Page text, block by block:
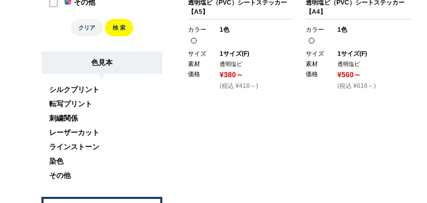
その他
クリア 検 索
色見本
シルクプリント
転写プリント
刺繍関係
レーザーカット
ラインストーン
染色
その他
透明塩ビ（PVC）シートステッカー
【A5】
カラー 1色
サイズ
1サイズ(F)
素材
透明塩ビ
価格 ¥380～
(税込 ¥418～)
透明塩ビ（PVC）シートステッカー
【A4】
カラー 1色
サイズ
1サイズ(F)
素材
透明塩ビ
価格 ¥560～
(税込 ¥616～)